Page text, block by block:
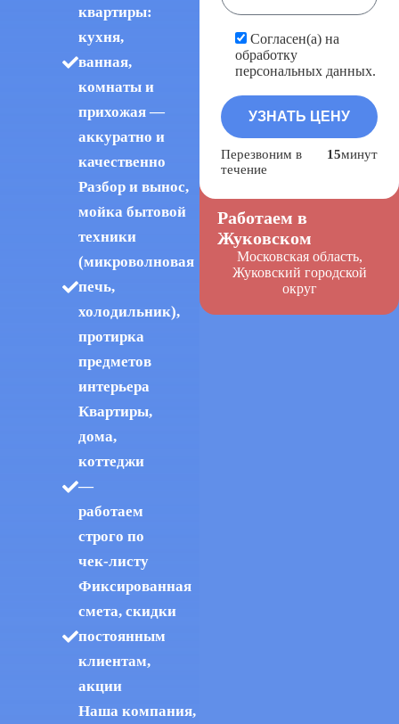
квартиры:
кухня,
ванная,
комнаты и
прихожая —
аккуратно и
качественно
Разбор и вынос,
мойка бытовой
техники
(микроволновая
печь,
холодильник),
протирка
предметов
интерьера
Квартиры,
дома,
коттеджи
—
работаем
строго по
чек-листу
Фиксированная
смета, скидки
постоянным
клиентам,
акции
Наша компания,
Согласен(а) на
обработку
персональных данных.
Перезвоним в
течение
15минут
Работаем в
Жуковском
Московская область,
Жуковский городской
округ